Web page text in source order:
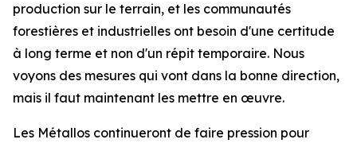
production sur le terrain, et les communautés
forestières et industrielles ont besoin d'une certitude
à long terme et non d'un répit temporaire. Nous
voyons des mesures qui vont dans la bonne direction,
mais il faut maintenant les mettre en œuvre.
Les Métallos continueront de faire pression pour